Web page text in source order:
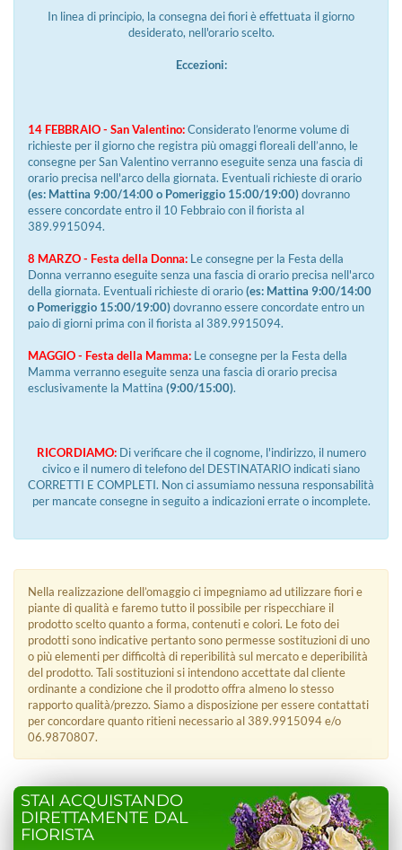
In linea di principio, la consegna dei fiori è effettuata il giorno
desiderato, nell'orario scelto.
Eccezioni:
14 FEBBRAIO - San Valentino:Considerato l’enorme volume di
richieste per il giorno che registra più omaggi floreali dell’anno, le
consegne per San Valentino verranno eseguite senza una fascia di
orario precisa nell'arco della giornata. Eventuali richieste di orario
(es: Mattina 9:00/14:00 o Pomeriggio 15:00/19:00)dovranno
essere concordate entro il 10 Febbraio con il fiorista al
389.9915094.
8 MARZO - Festa della Donna: Le consegne per la Festa della
Donna verranno eseguite senza una fascia di orario precisa nell'arco
della giornata. Eventuali richieste di orario(es: Mattina 9:00/14:00
o Pomeriggio 15:00/19:00)dovranno essere concordate entro un
paio di giorni prima con il fiorista al 389.9915094.
MAGGIO - Festa della Mamma: Le consegne per la Festa della
Mamma verranno eseguite senza una fascia di orario precisa
esclusivamente la Mattina (9:00/15:00).
RICORDIAMO:Di verificare che il cognome, l'indirizzo, il numero
civico e il numero di telefono del DESTINATARIO indicati siano
CORRETTI E COMPLETI. Non ci assumiamo nessuna responsabilità
per mancate consegne in seguito a indicazioni errate o incomplete.
Nella realizzazione dell’omaggio ci impegniamo ad utilizzare fiori e
piante di qualità e faremo tutto il possibile per rispecchiare il
prodotto scelto quanto a forma, contenuti e colori. Le foto dei
prodotti sono indicative pertanto sono permesse sostituzioni di uno
o più elementi per difficoltà di reperibilità sul mercato e deperibilità
del prodotto. Tali sostituzioni si intendono accettate dal cliente
ordinante a condizione che il prodotto offra almeno lo stesso
rapporto qualità/prezzo. Siamo a disposizione per essere contattati
per concordare quanto ritieni necessario al 389.9915094 e/o
06.9870807.
STAI ACQUISTANDO
DIRETTAMENTE DAL
FIORISTA